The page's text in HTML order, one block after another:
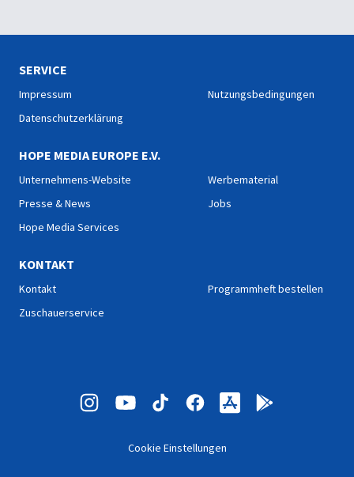
SERVICE
Impressum
Datenschutzerklärung
Nutzungsbedingungen
HOPE MEDIA EUROPE E.V.
Unternehmens-Website
Presse & News
Hope Media Services
Werbematerial
Jobs
KONTAKT
Kontakt
Zuschauerservice
Programmheft bestellen
Cookie Einstellungen